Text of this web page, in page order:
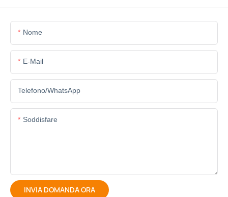
Nome
E-Mail
Telefono/WhatsApp
Soddisfare
INVIA DOMANDA ORA